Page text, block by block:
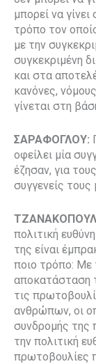
μπορεί να
τρόπο τον
με την
συγκεκριμένη
και στα
κανόνες,
γίνεται στη
ΣΑΡΑΦΟΓΛΟΥ:
οφείλει μία
έζησαν, για
συγγενείς
πολιτική
της είναι
ποιο τρόπο: Με
αποκατάσταση
τις
ανθρώπων, οι
συνδρομής της
την πολιτική
πρωτοβουλίες